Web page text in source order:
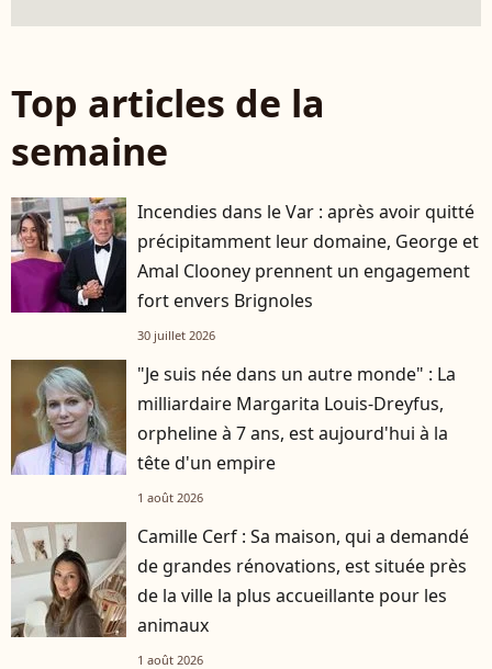
Top articles de la
semaine
Incendies dans le Var : après avoir quitté
précipitamment leur domaine, George et
Amal Clooney prennent un engagement
fort envers Brignoles
30 juillet 2026
"Je suis née dans un autre monde" : La
milliardaire Margarita Louis-Dreyfus,
orpheline à 7 ans, est aujourd'hui à la
tête d'un empire
1 août 2026
Camille Cerf : Sa maison, qui a demandé
de grandes rénovations, est située près
de la ville la plus accueillante pour les
animaux
1 août 2026